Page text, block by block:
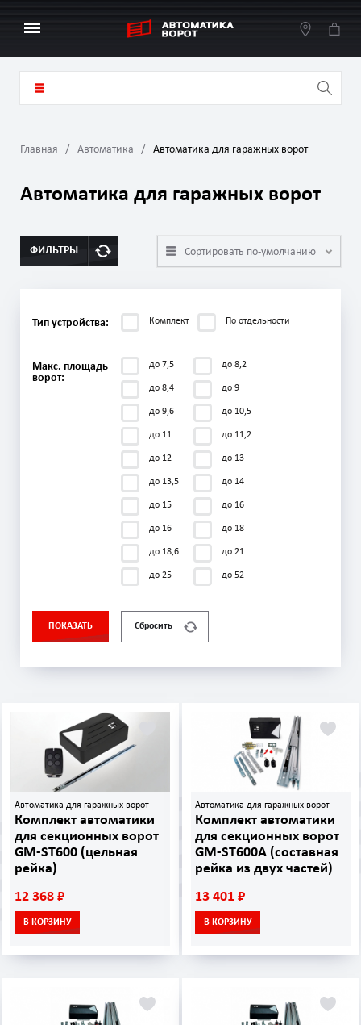
Главная Автоматика Автоматика для гаражных ворот
Автоматика для гаражных ворот
ФИЛЬТРЫ Сортировать по-умолчанию
Тип устройства: Комплект По отдельности
Макс. площадь
ворот:
до 7,5 до 8,2
до 8,4 до 9
до 9,6 до 10,5
до 11 до 11,2
до 12 до 13
до 13,5 до 14
до 15 до 16
до 16 до 18
до 18,6 до 21
до 25 до 52
ПОКАЗАТЬ Сбросить
Автоматика для гаражных ворот
Комплект автоматики
для секционных ворот
GM-ST600 (цельная
рейка)
12 368 ₽
В КОРЗИНУ
Автоматика для гаражных ворот
Комплект автоматики
для секционных ворот
GM-ST600A (составная
рейка из двух частей)
13 401 ₽
В КОРЗИНУ